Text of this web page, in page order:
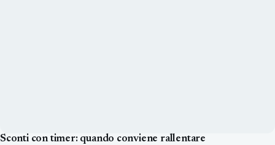
Sconti con timer: quando conviene rallentare